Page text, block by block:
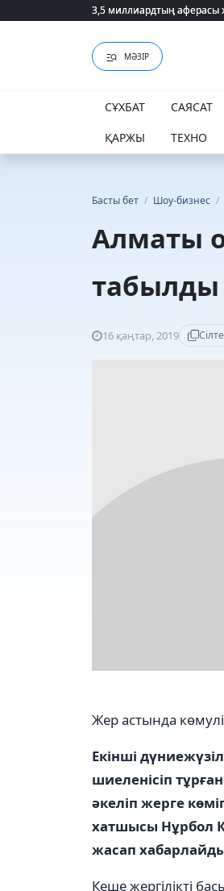
3,5 миллиардтың аферасы
3,5 миллиардтың аферасы
МӘЗІР
СҰХБАТ САЯСАТ
ҚАРЖЫ
ТЕХНО
Басты бет / Шоу-бизнес /
Алматы
табылды
16 қаңтар, 2019
Жер астында
Екінші
шиеленісіп
әкеліп жерге
хатшысы Нұрбол
жасап
Кеше жергілікті